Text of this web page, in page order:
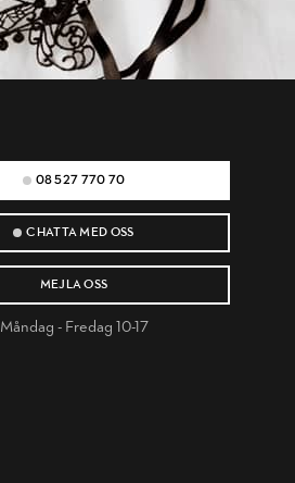
08 527 770 70
CHATTA MED OSS
MEJLA OSS
Måndag - Fredag 10-17